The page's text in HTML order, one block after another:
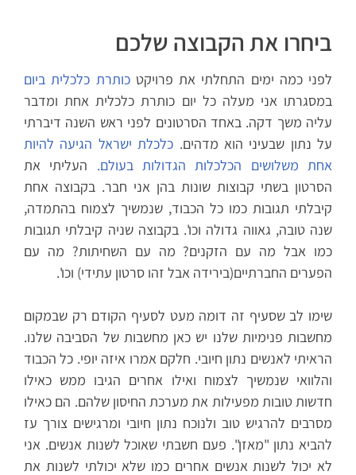
ביחרו את הקבוצה שלכם
לפני כמה ימים התחלתי את פרויקטכותרת כלכלית ביום
במסגרתו אני מעלה כל יום כותרת כלכלית אחת ומדבר
עליה משך דקה. באחד הסרטונים לפני ראש השנה דיברתי
על נתון שבעיני הוא מדהים. כלכלת ישראל הגיעה להיות
אחת משלושים הכלכלות הגדולות בעולם. העליתי את
הסרטון בשתי קבוצות שונות בהן אני חבר. בקבוצה אחת
קיבלתי תגובות כמו כל הכבוד, שנמשיך לצמוח בהתמדה,
שנה טובה, גאווה גדולה וכו'. בקבוצה שניה קיבלתי תגובות
כמו אבל מה עם הזקנים? מה עם השחיתות? מה עם
הפערים החברתיים(בירידה אבל זהו סרטון עתידי) וכו'.
שימו לב שסעיף זה דומה מעט לסעיף הקודם רק שבמקום
מחשבות פנימיות שלנו יש כאן מחשבות של הסביבה שלנו.
הראיתי לאנשים נתון חיובי. חלקם אמרו איזה יופי. כל הכבוד
והלוואי שנמשיך לצמוח ואילו אחרים הגיבו ממש כאילו
חדשות טובות מפעילות את מערכת החיסון שלהם. הם כאילו
מסרבים להרגיש טוב ולנוכח נתון חיובי ומרגישים צורך עז
להביא נתון "מאזן". פעם חשבתי שאוכל לשנות אנשים. אני
לא יכול לשנות אנשים אחרים כמו שלא יכולתי לשנות את